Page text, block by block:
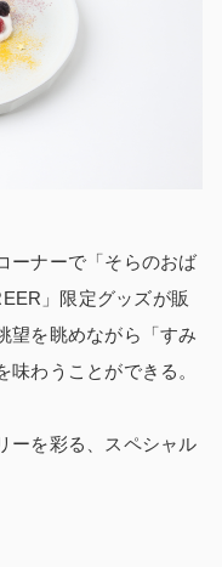
ーナーで「そらのおば
R 」限定グッズが販
望を眺めながら「すみ
わうことができる。
ーを彩る、スペシャル